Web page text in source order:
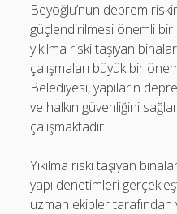
Beyoğlu’nun deprem
güçlendirilmesi önemli
yıkılma riski taşıyan
çalışmaları büyük bir
Belediyesi, yapıların
ve halkın güvenliğini
çalışmaktadır.
Yıkılma riski taşıyan
yapı denetimleri
uzman ekipler